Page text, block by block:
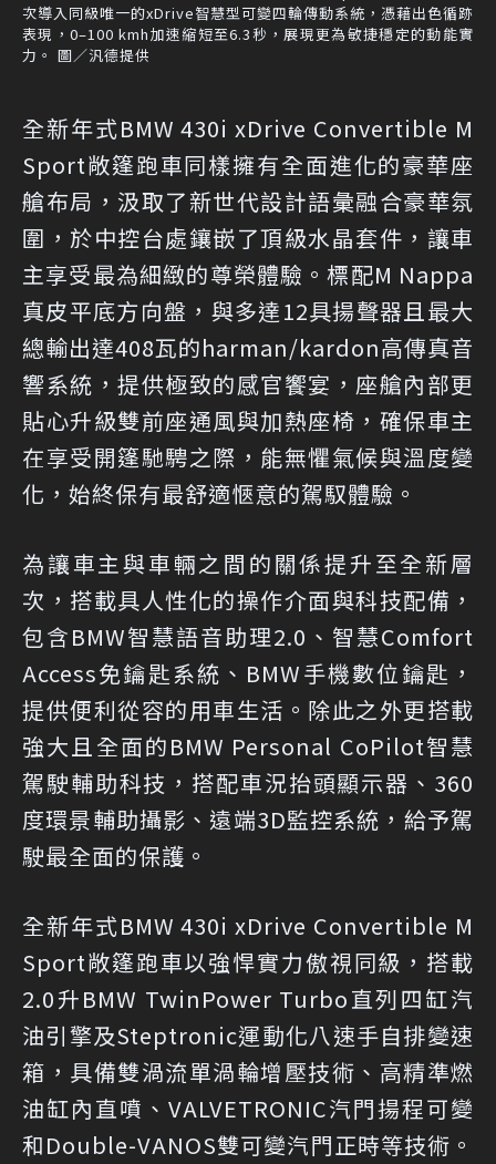
次導入同級唯一的xDrive智慧型可變四輪傳動系統，憑藉出色循跡
表現，0–100 kmh加速縮短至6.3秒，展現更為敏捷穩定的動能實
力。 圖／汎德提供
全新年式BMW 430i xDrive Convertible M
Sport敞篷跑車同樣擁有全面進化的豪華座
艙布局，汲取了新世代設計語彙融合豪華氛
圍，於中控台處鑲嵌了頂級水晶套件，讓車
主享受最為細緻的尊榮體驗。標配M Nappa
真皮平底方向盤，與多達12具揚聲器且最大
總輸出達408瓦的harman/kardon高傳真音
響系統，提供極致的感官饗宴，座艙內部更
貼心升級雙前座通風與加熱座椅，確保車主
在享受開篷馳騁之際，能無懼氣候與溫度變
化，始終保有最舒適愜意的駕馭體驗。
為讓車主與車輛之間的關係提升至全新層
次，搭載具人性化的操作介面與科技配備，
包含BMW智慧語音助理2.0、智慧Comfort
Access免鑰匙系統、BMW手機數位鑰匙，
提供便利從容的用車生活。除此之外更搭載
強大且全面的BMW Personal CoPilot智慧
駕駛輔助科技，搭配車況抬頭顯示器、360
度環景輔助攝影、遠端3D監控系統，給予駕
駛最全面的保護。
全新年式BMW 430i xDrive Convertible M
Sport敞篷跑車以強悍實力傲視同級，搭載
2.0升BMW TwinPower Turbo直列四缸汽
油引擎及Steptronic運動化八速手自排變速
箱，具備雙渦流單渦輪增壓技術、高精準燃
油缸內直噴、VALVETRONIC汽門揚程可變
和Double-VANOS雙可變汽門正時等技術。